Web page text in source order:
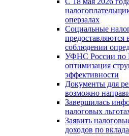
оперзалах
Социальные
соблюдении
УФНС России по
оптимизация
эффективности
Документы для
возможно
Завершилась
налоговых
Заявить
доходов по